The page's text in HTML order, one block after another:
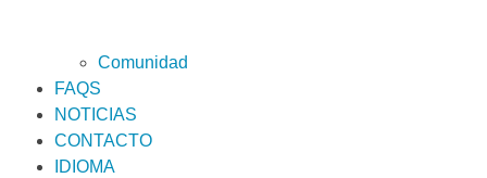
Comunidad
FAQS
NOTICIAS
CONTACTO
IDIOMA